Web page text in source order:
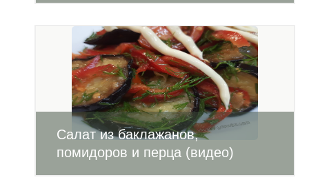
Салат из баклажанов,
помидоров и перца (видео)